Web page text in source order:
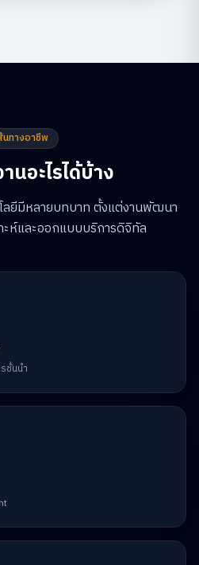
นทางอาชีพ
นอะไรได้บ้าง
ลยีมีหลายบทบาท ตั้งแต่งานพัฒนา
ะห์และออกแบบบริการดิจิทัล
ชั้นนำ